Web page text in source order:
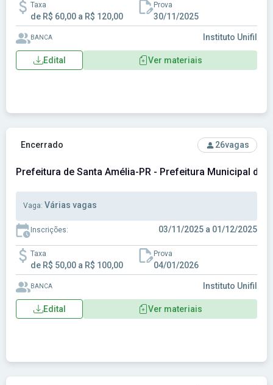
Taxa
de R$ 60,00 a R$ 120,00
Prova
30/11/2025
BANCA Instituto Unifil
Edital Ver materiais
Ver concurso: Prefeitura de Santa Amélia-PR - Prefeitura
Encerrado 26vagas
Prefeitura de Santa Amélia-PR - Prefeitura Municipal de
Vaga: Várias vagas
Inscrições: 03/11/2025 a 01/12/2025
Taxa
de R$ 50,00 a R$ 100,00
Prova
04/01/2026
BANCA Instituto Unifil
Edital Ver materiais